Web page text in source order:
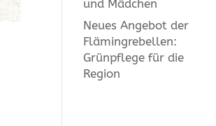
und Mädchen
Neues Angebot der
Flämingrebellen:
Grünpflege für die
Region